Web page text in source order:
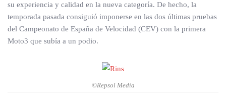
su experiencia y calidad en la nueva categoría. De hecho, la
temporada pasada consiguió imponerse en las dos últimas pruebas
del Campeonato de España de Velocidad (CEV) con la primera
Moto3 que subía a un podio.
©Repsol Media